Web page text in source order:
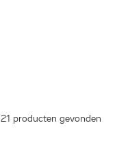
21 producten gevonden